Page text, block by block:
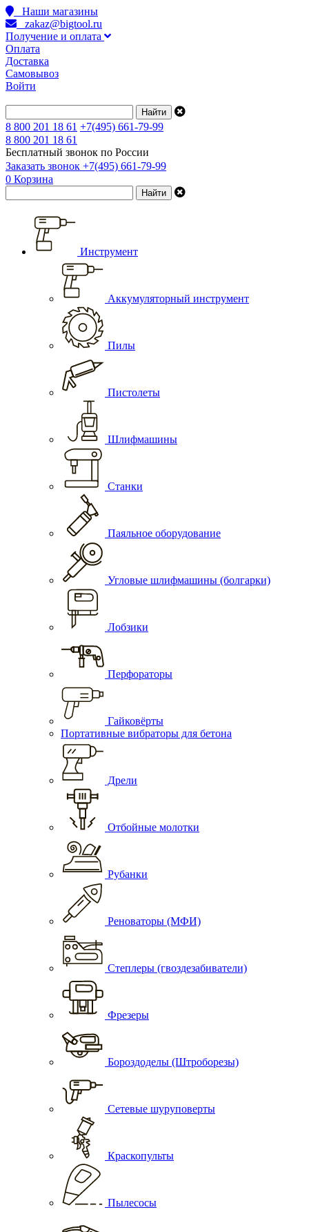
Наши магазины
zakaz@bigtool.ru
Получение и оплата
Оплата
Доставка
Самовывоз
Войти
8 800 201 18 61 +7(495) 661-79-99
8 800 201 18 61
Бесплатный звонок по России
Заказать звонок +7(495) 661-79-99
0 Корзина
Инструмент
Аккумуляторный инструмент
Пилы
Пистолеты
Шлифмашины
Станки
Паяльное оборудование
Угловые шлифмашины (болгарки)
Лобзики
Перфораторы
Гайковёрты
Портативные вибраторы для бетона
Дрели
Отбойные молотки
Рубанки
Реноваторы (МФИ)
Степлеры (гвоздезабиватели)
Фрезеры
Бороздоделы (Штроборезы)
Сетевые шуруповерты
Краскопульты
Пылесосы